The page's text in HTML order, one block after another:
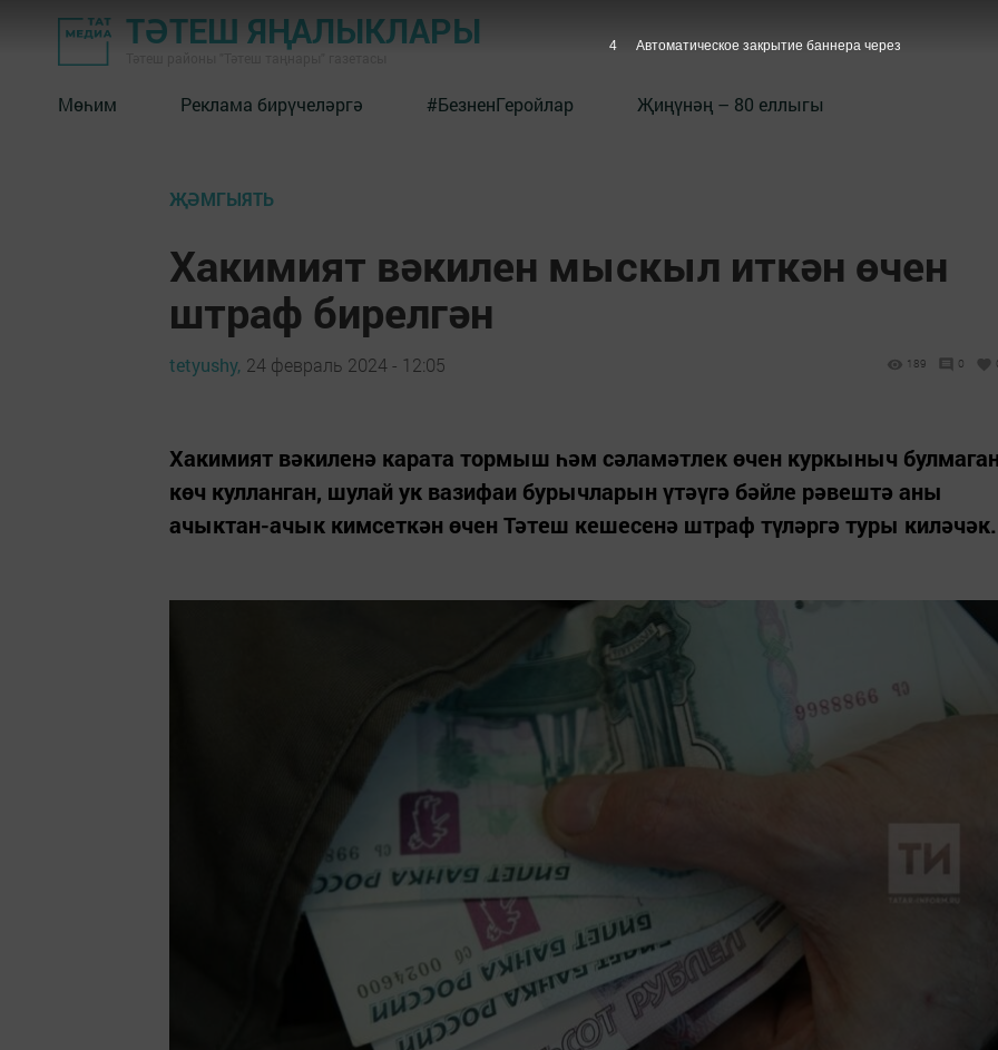
ТӘТЕШ ЯҢАЛЫКЛАРЫ
Мөһим Реклама бирүчеләргә #БезненГеройлар Җиңүнәң – 80 еллыгы
ҖӘМГЫЯТЬ
Хакимият вәкилен мыскыл иткән өчен
штраф бирелгән
tetyushy, 24 февраль 2024 - 12:05 189 0
Хакимият вәкиленә карата тормыш һәм сәламәтлек өчен куркыныч
көч кулланган, шулай ук вазифаи бурычларын үтәүгә бәйле рәвештә аны
ачыктан-ачык кимсеткән өчен Тәтеш кешесенә штраф түләргә туры киләчәк.
2 Автоматическое закрытие баннера через